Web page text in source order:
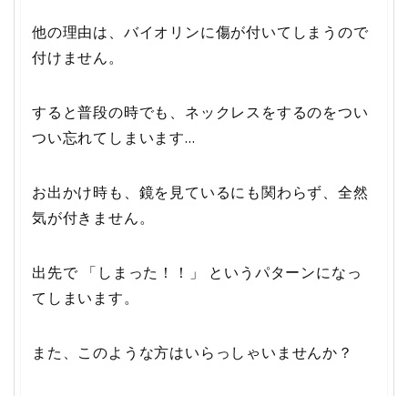
他の理由は、バイオリンに傷が付いてしまうので
付けません。
すると普段の時でも、ネックレスをするのをつい
つい忘れてしまいます…
お出かけ時も、鏡を見ているにも関わらず、全然
気が付きません。
出先で 「しまった！！」 というパターンになっ
てしまいます。
また、このような方はいらっしゃいませんか？